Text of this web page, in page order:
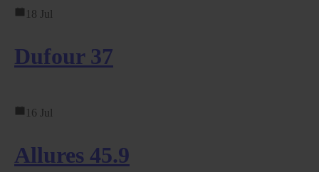
18 Jul
Dufour 37
16 Jul
Allures 45.9